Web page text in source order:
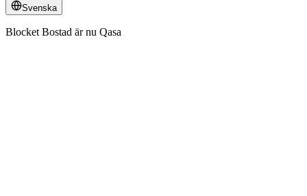
Svenska
Blocket Bostad är nu Qasa